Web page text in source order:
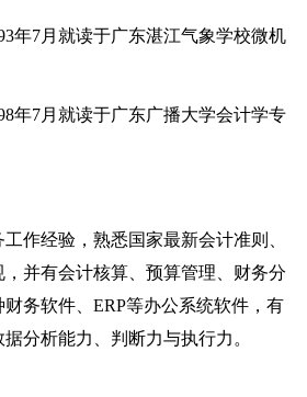
7月就读于广东湛江气象学校微机
7月就读于广东广播大学会计学专
经验，熟悉国家最新会计准则、
并有会计核算、预算管理、财务分
务软件、ERP等办公系统软件，有
分析能力、判断力与执行力。